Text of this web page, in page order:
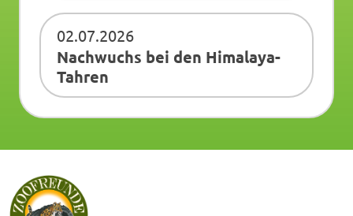
02.07.2026
Nachwuchs bei den Himalaya-
Tahren